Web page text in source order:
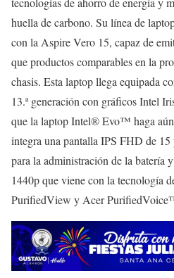
huella de carbono. Su línea de
con la Aspire Vero 15, capaz de
que productos comparables en la
chasis. Esta laptop llega equipada
13.ª generación con gráficos Intel
que la laptop Intel® Evo™ haga
integra una pantalla IPS FHD de
para la administración de la batería
1440p que viene con la tecnología
PurifiedView y Acer